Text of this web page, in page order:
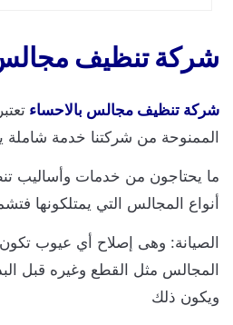
تنظيف مجالس
تنظيف مجالس بالاحساء
من شركتنا خدمة شاملة يجد
يحتاجون من خدمات وأساليب
المجالس التي يمتلكونها
وهى إصلاح أي عيوب تكون
مثل القطع وغيره قبل
ذلك